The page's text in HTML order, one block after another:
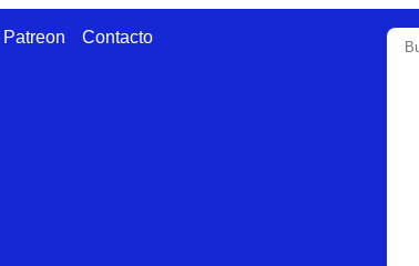
Patreon Contacto